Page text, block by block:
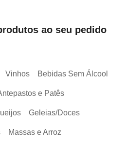
ao seu pedido
Vinhos Bebidas Sem Álcool
e Patês
Geleias/Doces
Massas e Arroz